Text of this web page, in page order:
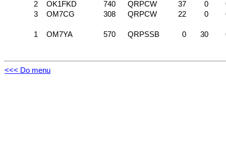
2
OK1FKD 740 QRPCW 37 0
3
OM7CG 308 QRPCW 22 0
1 OM7YA 570 QRPSSB 0 30
<<< Do menu